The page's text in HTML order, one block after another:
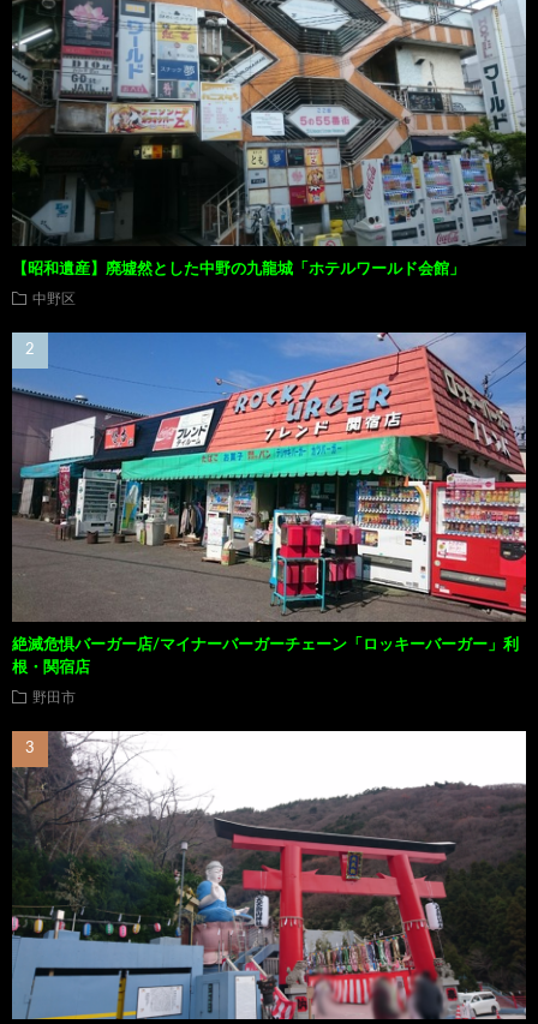
【昭和遺産】廃墟然とした中野の九龍城「ホテルワールド会館」
中野区
絶滅危惧バーガー店/マイナーバーガーチェーン「ロッキーバーガー」利
根・関宿店
野田市